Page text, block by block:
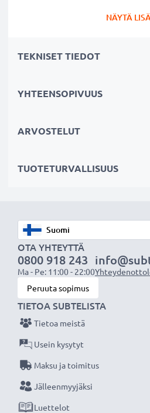
✔Taattu 2200mAh
✔Litiumionit teknologia
✔Helppo asentaa &
Huomio:Maksimaalisen akun
tehokkuuden ja käyttöiän
täyteen ennen ensimmäistä
Jokainen CELLONIC
tehokkuuden
takuu!
NÄYTÄ
TEKNISET TIEDOT
YHTEENSOPIVUUS
ARVOSTELUT
TUOTETURVALLISUUS
OTA YHTEYTTÄ
0800 918 243
Ma - Pe: 11:00 - 22:00
Peruuta sopimus
TIETOA SUBTELISTA
Tietoa meistä
Usein kysytyt
Maksu ja toimitus
Jälleenmyyjäksi
Luettelot